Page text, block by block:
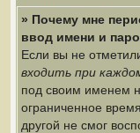
» Почему мне
ввод имени и
Если вы не
входить при
под своим именем
ограниченное
другой не смог